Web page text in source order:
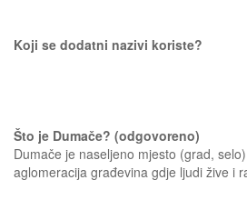
Koji se dodatni nazivi koriste?
Što je Dumače? (odgovoreno)
Dumače je naseljeno mjesto (grad,
aglomeracija građevina gdje ljudi žive i